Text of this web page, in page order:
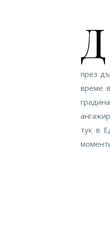
Д
през
време
тук в